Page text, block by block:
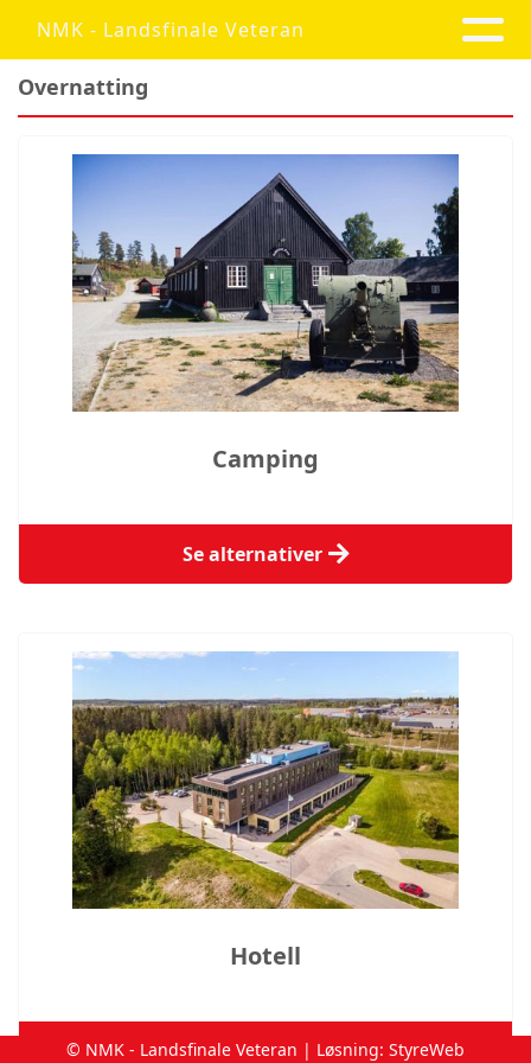
NMK - Landsfinale Veteran
Overnatting
Camping
Se alternativer
Hotell
Hotell
© NMK - Landsfinale Veteran | Løsning: StyreWeb